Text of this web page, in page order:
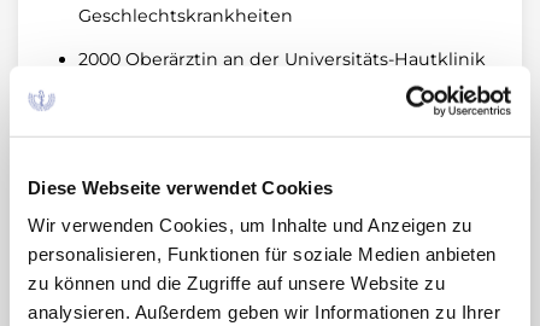
Diese Webseite verwendet Cookies
Wir verwenden Cookies, um Inhalte und Anzeigen zu
personalisieren, Funktionen für soziale Medien anbieten
zu können und die Zugriffe auf unsere Website zu
analysieren. Außerdem geben wir Informationen zu Ihrer
Geschlechtskrankheiten
2000 Oberärztin an der Universitäts-Hautklinik
Freiburg mit täglichen Aufgaben im Bereich
2002 Projektleiterin des dZh (nach
Emeritierung von Prof. E. Schöpf)
2007 Habilitation im Fach Dermatologie mit
dem Thema "Häufigkeit schwerer
arzneimittelinduzierter Hautreaktionen und